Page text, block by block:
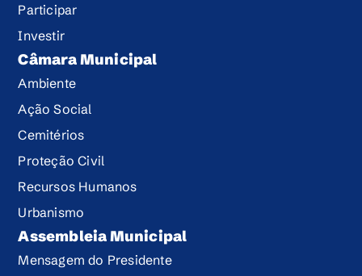
Participar
Investir
Câmara Municipal
Ambiente
Ação Social
Cemitérios
Proteção Civil
Recursos Humanos
Urbanismo
Assembleia Municipal
Mensagem do Presidente